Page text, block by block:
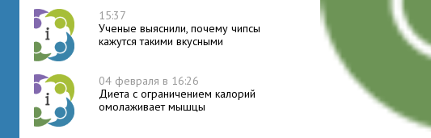
15:37
Ученые выяснили, почему чипсы
кажутся такими вкусными
04 февраля в 16:26
Диета с ограничением калорий
омолаживает мышцы